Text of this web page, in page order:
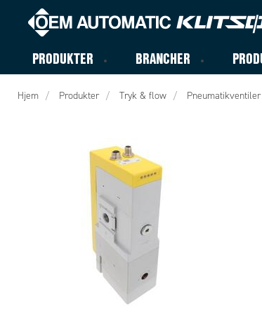
PRODUKTER BRANCHER
Hjem Produkter Tryk & flow Pneumatikventiler